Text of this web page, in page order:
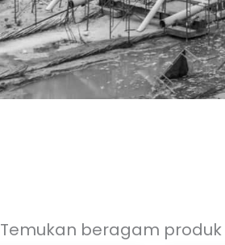
Temukan beragam